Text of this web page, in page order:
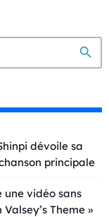
search
dévoile sa
principale
une vidéo sans
Theme »